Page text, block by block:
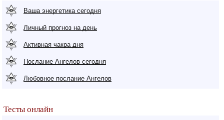
Ваша энергетика сегодня
Личный прогноз на день
Активная чакра дня
Послание Ангелов сегодня
Любовное послание Ангелов
Тесты онлайн